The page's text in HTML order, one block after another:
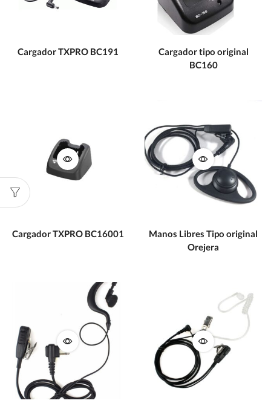
Cargador TXPRO BC191
Cargador tipo original
BC160
Cargador TXPRO BC16001
Manos Libres Tipo original
Orejera